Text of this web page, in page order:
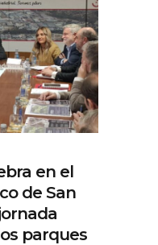
en el
de San
parques